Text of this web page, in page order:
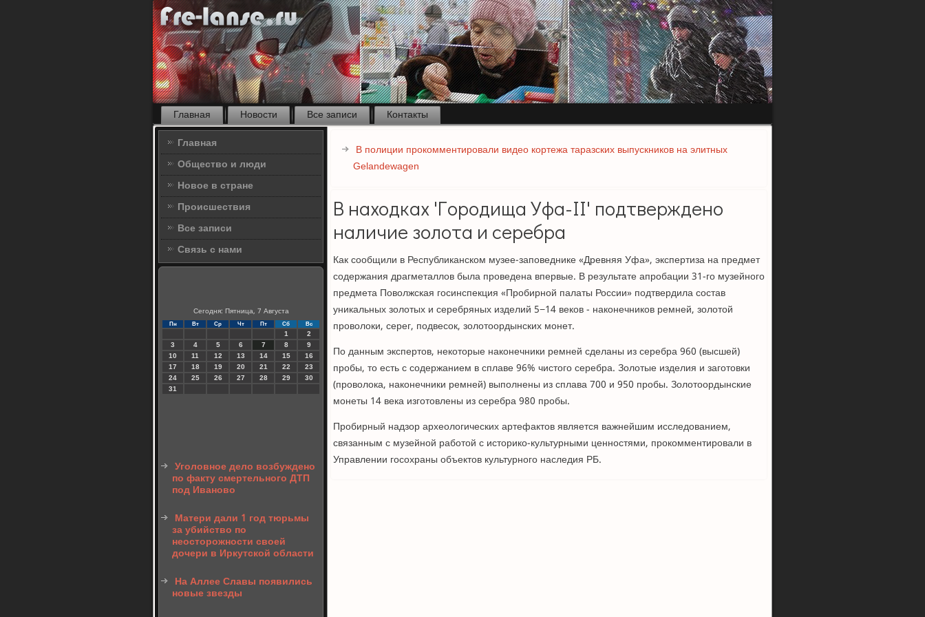
Главная Новости Все записи
Контакты
Главная
Общество и люди
Новое в стране
Происшествия
Все записи
Связь с нами
Сегодня: Пятница, 7 Августа
Пн Вт Ср Чт Пт Сб Вс
1
2
3
4 5 6 7 8
9
10
11 12 13 14 15
16
17
18 19 20 21 22
23
24
25 26 27 28 29
30
31
Уголовное дело возбуждено
по факту смертельного ДТП
под Иваново
Матери дали 1 год тюрьмы
за убийство по
неосторожности своей
дочери в Иркутской области
На Аллее Славы появились
новые звезды
В полиции прокомментировали видео кортежа таразских выпускников на элитных
Gelandewagen
В находках 'Городища Уфа-II' подтверждено
наличие золота и серебра
Как сообщили в Республиканском музее-заповеднике «Древняя Уфа», экспертиза на предмет
содержания драгметаллов была проведена впервые. В результате апробации 31-го музейного
предмета Поволжская госинспекция «Пробирной палаты России» подтвердила состав
уникальных золотых и серебряных изделий 5−14 веков - наконечников ремней, золотой
проволоки, серег, подвесок, золотоордынских монет.
По данным экспертов, некоторые наконечники ремней сделаны из серебра 960 (высшей)
пробы, то есть с содержанием в сплаве 96% чистого серебра. Золотые изделия и заготовки
(проволока, наконечники ремней) выполнены из сплава 700 и 950 пробы. Золотоордынские
монеты 14 века изготовлены из серебра 980 пробы.
Пробирный надзор археологических артефактов является важнейшим исследованием,
связанным с музейной работой с историко-культурными ценностями, прокомментировали в
Управлении госохраны объектов культурного наследия РБ.